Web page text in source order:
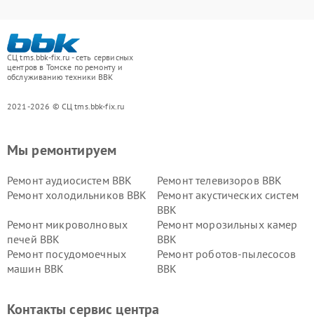
СЦ tms.bbk-fix.ru - сеть сервисных
центров в Томске по ремонту и
обслуживанию техники BBK
2021-2026 © СЦ tms.bbk-fix.ru
Мы ремонтируем
Ремонт аудиосистем BBK
Ремонт телевизоров BBK
Ремонт холодильников BBK
Ремонт акустических систем
BBK
Ремонт микроволновых
печей BBK
Ремонт морозильных камер
BBK
Ремонт посудомоечных
машин BBK
Ремонт роботов-пылесосов
BBK
Ремонт винных шкафов BBK
Контакты сервис центра